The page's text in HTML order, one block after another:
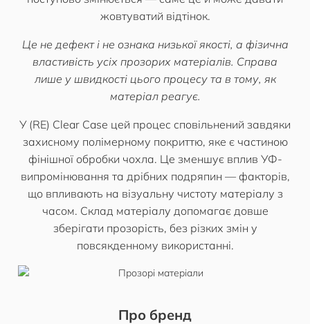
жовтуватий відтінок.
Це не дефект і не ознака низької якості, а фізична
властивість усіх прозорих матеріалів. Справа
лише у швидкості цього процесу та в тому, як
матеріал реагує.
У (RE) Clear Case цей процес сповільнений завдяки
захисному полімерному покриттю, яке є частиною
фінішної обробки чохла. Це зменшує вплив УФ-
випромінювання та дрібних подряпин — факторів,
що впливають на візуальну чистоту матеріалу з
часом. Склад матеріалу допомагає довше
зберігати прозорість, без різких змін у
повсякденному використанні.
Про бренд